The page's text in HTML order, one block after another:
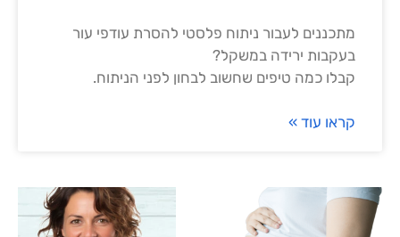
מתכננים לעבור ניתוח פלסטי להסרת עודפי עור
בעקבות ירידה במשקל?
קבלו כמה טיפים שחשוב לבחון לפני הניתוח.
קראו עוד »